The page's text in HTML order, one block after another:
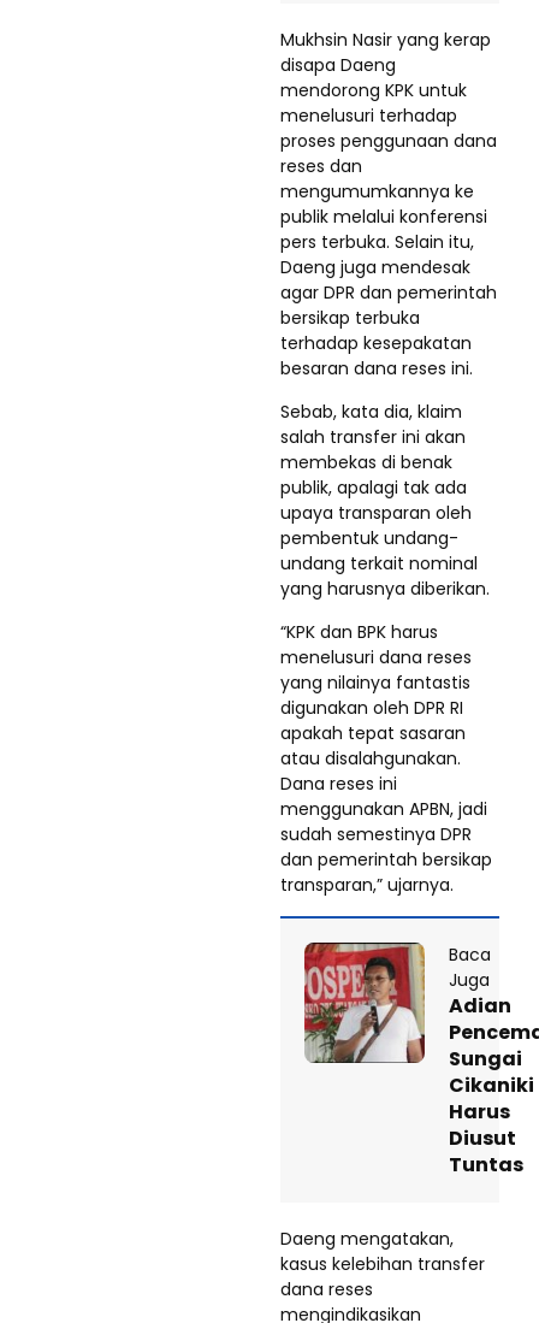
Mukhsin Nasir yang kerap
disapa Daeng
mendorong KPK untuk
menelusuri terhadap
proses penggunaan dana
reses dan
mengumumkannya ke
publik melalui konferensi
pers terbuka. Selain itu,
Daeng juga mendesak
agar DPR dan pemerintah
bersikap terbuka
terhadap kesepakatan
besaran dana reses ini.
Sebab, kata dia, klaim
salah transfer ini akan
membekas di benak
publik, apalagi tak ada
upaya transparan oleh
pembentuk undang-
undang terkait nominal
yang harusnya diberikan.
“KPK dan BPK harus
menelusuri dana reses
yang nilainya fantastis
digunakan oleh DPR RI
apakah tepat sasaran
atau disalahgunakan.
Dana reses ini
menggunakan APBN, jadi
sudah semestinya DPR
dan pemerintah bersikap
transparan,” ujarnya.
Baca
Juga
Adian
Sungai
Cikaniki
Harus
Diusut
Tuntas
Daeng mengatakan,
kasus kelebihan transfer
dana reses
mengindikasikan